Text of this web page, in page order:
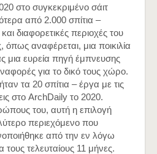
στο συγκεκριμένο σάιτ
από 2.000 σπίτια –
διαφορετικές περιοχές του
αναφέρεται, μια ποικιλία
μια ευρεία πηγή έμπνευσης
για το δικό τους χώρο.
τα 20 σπίτια – έργα με τις
στο ArchDaily το 2020.
του, αυτή η επιλογή
περιεχόμενο που
από την εν λόγω
τους τελευταίους 11 μήνες.